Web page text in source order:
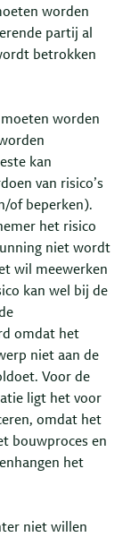
worden
partij al
betrokken
moeten worden
kan
van risico’s
of beperken).
het risico
niet wordt
wil meewerken
kan wel bij de
omdat het
niet aan de
Voor de
ligt het voor
omdat het
bouwproces en
het
niet willen